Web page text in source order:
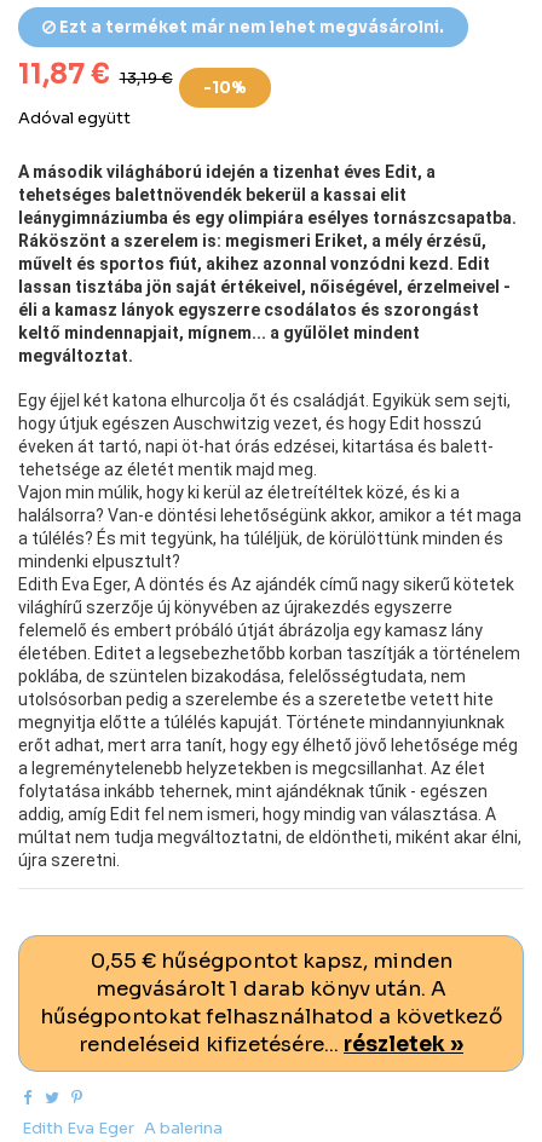
Ezt a terméket már nem lehet megvásárolni.
11,87 € 13,19 €
-10%
Adóval együtt
A második világháború idején a tizenhat éves Edit, a
tehetséges balettnövendék bekerül a kassai elit
leánygimnáziumba és egy olimpiára esélyes tornászcsapatba.
Ráköszönt a szerelem is: megismeri Eriket, a mély érzésű,
művelt és sportos fiút, akihez azonnal vonzódni kezd. Edit
lassan tisztába jön saját értékeivel, nőiségével, érzelmeivel -
éli a kamasz lányok egyszerre csodálatos és szorongást
keltő mindennapjait, mígnem... a gyűlölet mindent
megváltoztat.
Egy éjjel két katona elhurcolja őt és családját. Egyikük sem sejti,
hogy útjuk egészen Auschwitzig vezet, és hogy Edit hosszú
éveken át tartó, napi öt-hat órás edzései, kitartása és balett-
tehetsége az életét mentik majd meg.
Vajon min múlik, hogy ki kerül az életreítéltek közé, és ki a
halálsorra? Van-e döntési lehetőségünk akkor, amikor a tét maga
a túlélés? És mit tegyünk, ha túléljük, de körülöttünk minden és
mindenki elpusztult?
Edith Eva Eger, A döntés és Az ajándék című nagy sikerű kötetek
világhírű szerzője új könyvében az újrakezdés egyszerre
felemelő és embert próbáló útját ábrázolja egy kamasz lány
életében. Editet a legsebezhetőbb korban taszítják a történelem
poklába, de szüntelen bizakodása, felelősségtudata, nem
utolsósorban pedig a szerelembe és a szeretetbe vetett hite
megnyitja előtte a túlélés kapuját. Története mindannyiunknak
erőt adhat, mert arra tanít, hogy egy élhető jövő lehetősége még
a legreménytelenebb helyzetekben is megcsillanhat. Az élet
folytatása inkább tehernek, mint ajándéknak tűnik - egészen
addig, amíg Edit fel nem ismeri, hogy mindig van választása. A
múltat nem tudja megváltoztatni, de eldöntheti, miként akar élni,
újra szeretni.
0,55 € hűségpontot kapsz, minden
megvásárolt 1 darab könyv után. A
hűségpontokat felhasználhatod a következő
rendeléseid kifizetésére... részletek »
Edith Eva Eger A balerina